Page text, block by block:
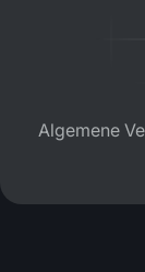
Algemene